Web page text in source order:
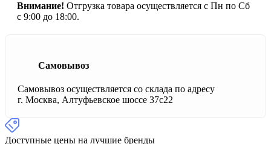
Внимание! Отгрузка товара осуществляется с Пн по Сб
с 9:00 до 18:00.
Самовывоз
Самовывоз осуществляется со склада по адресу
г. Москва, Алтуфьевское шоссе 37с22
Доступные цены на лучшие бренды